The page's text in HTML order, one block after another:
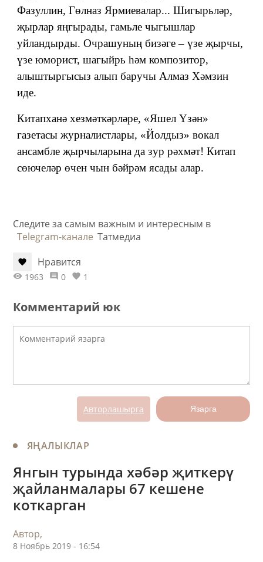
Фазуллин, Гөлназ Ярмиевалар... Шигырьләр,
җырлар яңгырады, гамьле чыгышлар
уйландырды. Очрашуның бизәге – үзе җырчы,
үзе юморист, шагыйрь һәм композитор,
алыштыргысыз алып баручы Алмаз Хәмзин
иде.
Китапханә хезмәткәрләре, «Яшел Үзән»
газетасы журналистлары, «Йолдыз» вокал
ансамбле җырчыларына да зур рәхмәт! Китап
сөючеләр өчен чын бәйрәм ясады алар.
Следите за самым важным и интересным в
Telegram-канале Татмедиа
Нравится
1963 0 1
Комментарий юк
Авторлашырга Язарга
ЯҢАЛЫКЛАР
Янгын турында хәбәр җиткерү
җайланмалары 67 кешене
коткарган
Автор,
8 Ноябрь 2019 - 16:54